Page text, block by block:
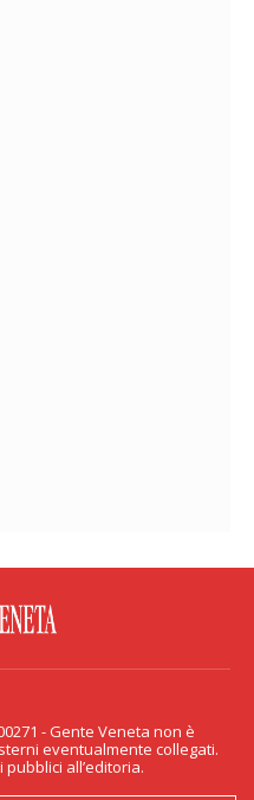
- Gente Veneta non è responsabile
collegati. Gente Veneta percepisce
- Gente Veneta non è
eventualmente collegati.
all’editoria.